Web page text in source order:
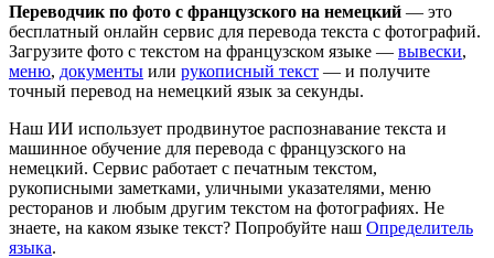
Переводчик по фото с французского на немецкий — это
бесплатный онлайн сервис для перевода текста с фотографий.
Загрузите фото с текстом на французском языке — вывески,
меню, документы или рукописный текст — и получите
точный перевод на немецкий язык за секунды.
Наш ИИ использует продвинутое распознавание текста и
машинное обучение для перевода с французского на
немецкий. Сервис работает с печатным текстом,
рукописными заметками, уличными указателями, меню
ресторанов и любым другим текстом на фотографиях. Не
знаете, на каком языке текст? Попробуйте наш Определитель
языка.